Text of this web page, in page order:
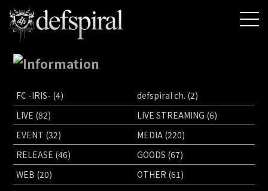
FC -IRIS- (4)
defspiral ch. (2)
LIVE (82)
LIVE STREAMING (6)
EVENT (32)
MEDIA (220)
RELEASE (46)
GOODS (67)
WEB (20)
OTHER (61)